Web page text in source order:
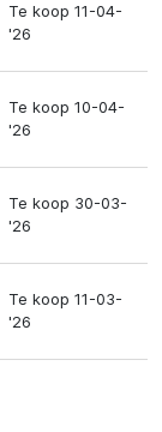
Te koop 11-04-
'26
Te koop 10-04-
'26
Te koop 30-03-
'26
Te koop 11-03-
'26